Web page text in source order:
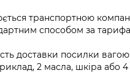
транспортною
способом за
доставки посилки
2 масла, шкіра або